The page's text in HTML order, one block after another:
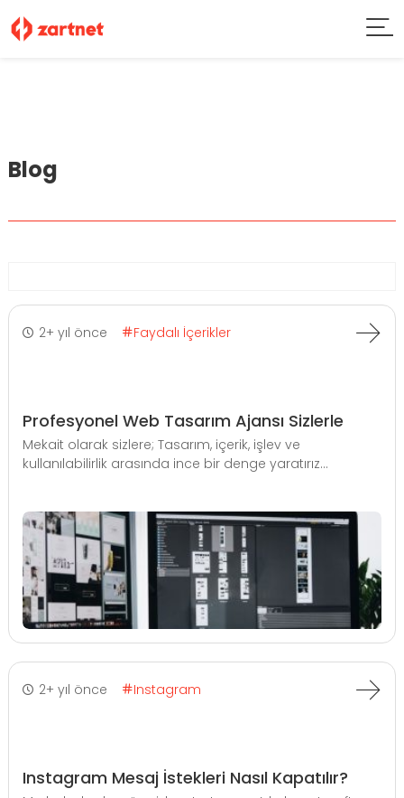
Blog
2+ yıl önce Faydalı İçerikler
Profesyonel Web Tasarım Ajansı Sizlerle
Mekait olarak sizlere; Tasarım, içerik, işlev ve
kullanılabilirlik arasında ince bir denge yaratırız...
2+ yıl önce Instagram
Instagram Mesaj İstekleri Nasıl Kapatılır?